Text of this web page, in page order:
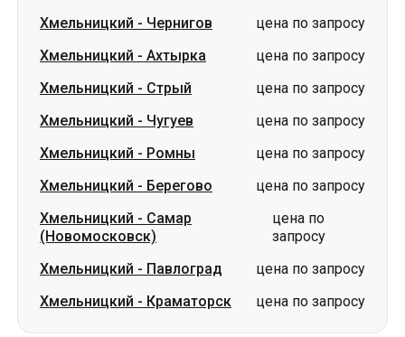
Хмельницкий - Чернигов
цена по запросу
Хмельницкий - Ахтырка
цена по запросу
Хмельницкий - Стрый
цена по запросу
Хмельницкий - Чугуев
цена по запросу
Хмельницкий - Ромны
цена по запросу
Хмельницкий - Берегово
цена по запросу
Хмельницкий - Самар
(Новомосковск)
цена по
запросу
Хмельницкий - Павлоград
цена по запросу
Хмельницкий - Краматорск цена по запросу